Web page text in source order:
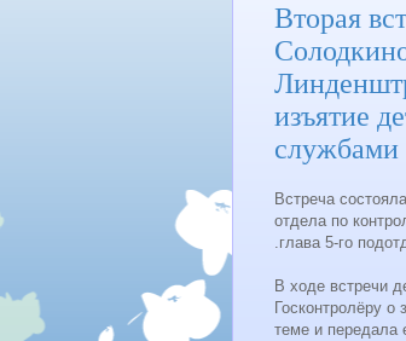
Вторая
изъятие
службами
Встреча
отдела по
глава 5-го
В ходе встречи
Госконтролёру о
теме и передала